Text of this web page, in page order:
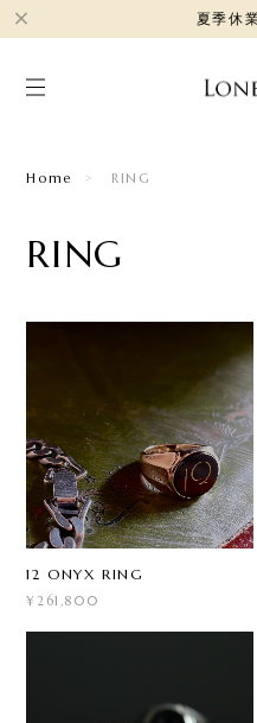
夏季休
Home RING
RING
12 ONYX RING
¥261,800